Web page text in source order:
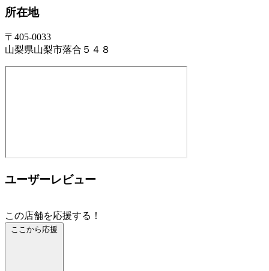
所在地
〒405-0033
山梨県山梨市落合５４８
ユーザーレビュー
この店舗を応援する！
ここから応援